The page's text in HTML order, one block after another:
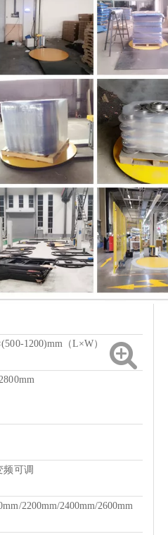
1200)mm（L×W）
可调
2200mm/2400mm/2600mm